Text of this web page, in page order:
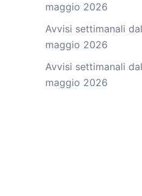
maggio 2026
Avvisi settimanali
maggio 2026
Avvisi settimanali
maggio 2026